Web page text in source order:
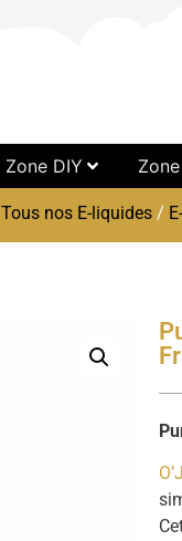
Zone DIY
Tous nos E-liquides /